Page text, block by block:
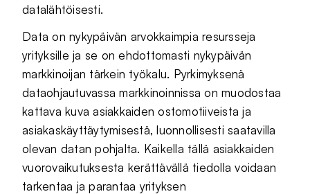
datalähtöisesti.
Data on nykypäivän arvokkaimpia resursseja
yrityksille ja se on ehdottomasti nykypäivän
markkinoijan tärkein työkalu. Pyrkimyksenä
dataohjautuvassa markkinoinnissa on muodostaa
kattava kuva asiakkaiden ostomotiiveista ja
asiakaskäyttäytymisestä, luonnollisesti saatavilla
olevan datan pohjalta. Kaikella tällä asiakkaiden
vuorovaikutuksesta kerättävällä tiedolla voidaan
tarkentaa ja parantaa yrityksen